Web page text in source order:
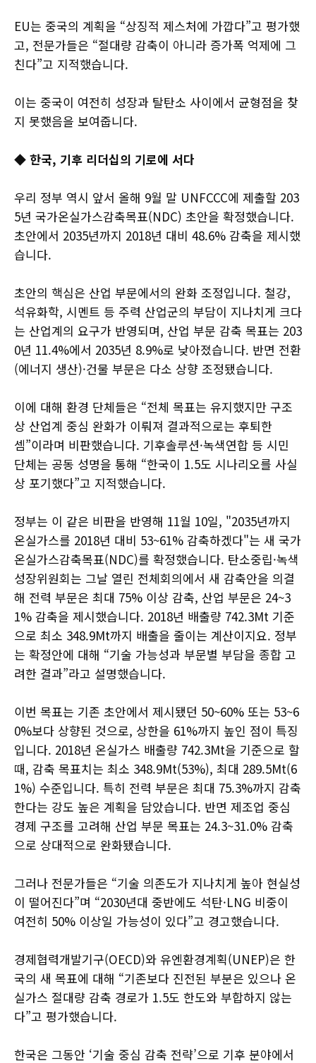
EU는 중국의 계획을 “상징적 제스처에 가깝다”고 평가했
고, 전문가들은 “절대량 감축이 아니라 증가폭 억제에 그
친다”고 지적했습니다.
이는 중국이 여전히 성장과 탈탄소 사이에서 균형점을 찾
지 못했음을 보여줍니다.
◆ 한국, 기후 리더십의 기로에 서다
우리 정부 역시 앞서 올해 9월 말 UNFCCC에 제출할 203
5년 국가온실가스감축목표(NDC) 초안을 확정했습니다.
초안에서 2035년까지 2018년 대비 48.6% 감축을 제시했
습니다.
초안의 핵심은 산업 부문에서의 완화 조정입니다. 철강,
석유화학, 시멘트 등 주력 산업군의 부담이 지나치게 크다
는 산업계의 요구가 반영되며, 산업 부문 감축 목표는 203
0년 11.4%에서 2035년 8.9%로 낮아졌습니다. 반면 전환
(에너지 생산)·건물 부문은 다소 상향 조정됐습니다.
이에 대해 환경 단체들은 “전체 목표는 유지했지만 구조
상 산업계 중심 완화가 이뤄져 결과적으로는 후퇴한
셈”이라며 비판했습니다. 기후솔루션·녹색연합 등 시민
단체는 공동 성명을 통해 “한국이 1.5도 시나리오를 사실
상 포기했다”고 지적했습니다.
정부는 이 같은 비판을 반영해 11월 10일, "2035년까지
온실가스를 2018년 대비 53~61% 감축하겠다"는 새 국가
온실가스감축목표(NDC)를 확정했습니다. 탄소중립·녹색
성장위원회는 그날 열린 전체회의에서 새 감축안을 의결
해 전력 부문은 최대 75% 이상 감축, 산업 부문은 24~3
1% 감축을 제시했습니다. 2018년 배출량 742.3Mt 기준
으로 최소 348.9Mt까지 배출을 줄이는 계산이지요. 정부
는 확정안에 대해 “기술 가능성과 부문별 부담을 종합 고
려한 결과”라고 설명했습니다.
이번 목표는 기존 초안에서 제시됐던 50~60% 또는 53~6
0%보다 상향된 것으로, 상한을 61%까지 높인 점이 특징
입니다. 2018년 온실가스 배출량 742.3Mt을 기준으로 할
때, 감축 목표치는 최소 348.9Mt(53%), 최대 289.5Mt(6
1%) 수준입니다. 특히 전력 부문은 최대 75.3%까지 감축
한다는 강도 높은 계획을 담았습니다. 반면 제조업 중심
경제 구조를 고려해 산업 부문 목표는 24.3~31.0% 감축
으로 상대적으로 완화됐습니다.
그러나 전문가들은 “기술 의존도가 지나치게 높아 현실성
이 떨어진다”며 “2030년대 중반에도 석탄·LNG 비중이
여전히 50% 이상일 가능성이 있다”고 경고했습니다.
경제협력개발기구(OECD)와 유엔환경계획(UNEP)은 한
국의 새 목표에 대해 “기존보다 진전된 부분은 있으나 온
실가스 절대량 감축 경로가 1.5도 한도와 부합하지 않는
다”고 평가했습니다.
한국은 그동안 ‘기술 중심 감축 전략’으로 기후 분야에서